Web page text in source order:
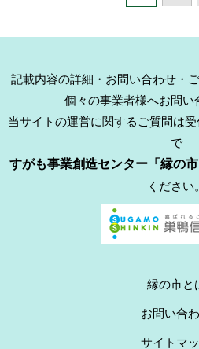
記載内容の詳細・お問い合わせ・
個々の事業者様へお問い
当サイトの運営に関するご質問は
で
すがも事業創造センター「縁の
ください。
縁の市と
お問い合
サイトマ